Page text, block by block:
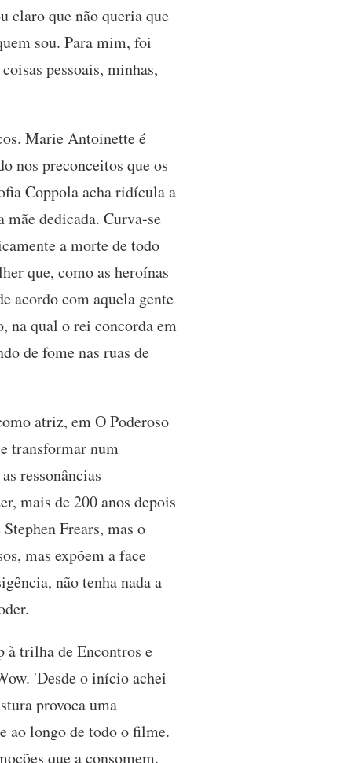
claro que não queria que
sou. Para mim, foi
pessoais, minhas,
Marie Antoinette é
nos preconceitos que os
Coppola acha ridícula a
mãe dedicada. Curva-se
a morte de todo
que, como as heroínas
acordo com aquela gente
na qual o rei concorda em
de fome nas ruas de
atriz, em O Poderoso
transformar num
ressonâncias
mais de 200 anos depois
Frears, mas o
mas expõem a face
não tenha nada a
à trilha de Encontros e
'Desde o início achei
provoca uma
ao longo de todo o filme.
que a consomem.